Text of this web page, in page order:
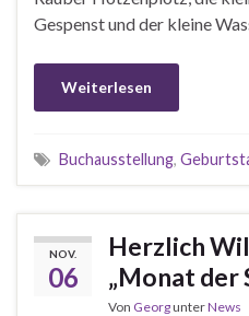
Gespenst und der kleine
Weiterlesen
Buchausstellung,
NOV.
06
Herzlich
„Monat
Von GeorgunterNews